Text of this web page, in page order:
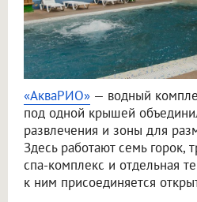
«АкваРИО» — водный
под одной крышей
развлечения и зоны для
Здесь работают семь горок,
спа-комплекс и отдельная
к ним присоединяется